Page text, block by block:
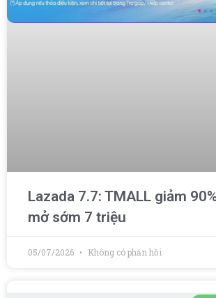
Lazada 7.7: TMALL giảm
mở sớm 7 triệu
05/07/2026 Không có phản hồi